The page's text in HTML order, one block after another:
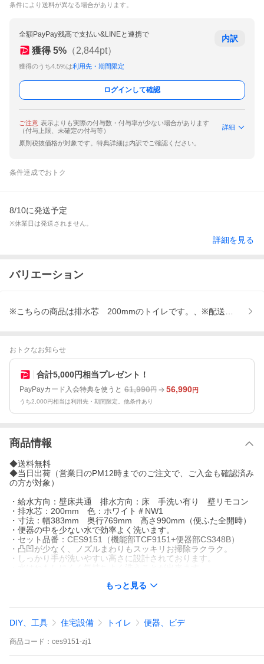
条件により送料が異なる場合があります。
全額PayPay残高で支払い&LINEと連携で
獲得 5% （2,844pt）
獲得のうち4.5%は利用先・期間限定
内訳
ログインして確認
ご注意 表示よりも実際の付与数・付与率が少ない場合があります
（付与上限、未確定の付与等）
詳細
原則税抜価格が対象です。特典詳細は内訳でご確認ください。
条件達成でおトク
8/10に発送予定
※休業日は発送されません。
詳細を見る
バリエーション
※こちらの商品は排水芯 200mmのトイレです。、※配送は日時指
おトクなお知らせ
合計5,000円相当プレゼント！
PayPayカード入会特典を使うと 61,990円 56,990円
うち2,000円相当は利用先・期間限定。他条件あり
商品情報
◆送料無料
◆当日出荷（営業日のPM12時までのご注文で、ご入金も確認済み
の方が対象）
・給水方向：壁床共通 排水方向：床 手洗い有り 壁リモコン
・排水芯：200mm 色：ホワイト＃NW1
・寸法：幅383mm 奥行769mm 高さ990mm（便ふた全開時）
・便器の中を少ない水で効率よく洗います。
・セット品番：CES9151（機能部TCF9151+便器部CS348B）
・凸凹が少なく、ノズルまわりもスッキリお掃除ラクラク。
・しっかり手が洗いやすい高さに設計されております。
・ご注文のキャンセル、返品は不可です。
来ない場合がございます。
もっと見る
DIY、工具 住宅設備 トイレ 便器、ビデ
商品 コード： ces9151-zj1